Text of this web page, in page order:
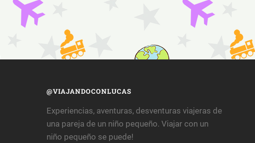
@VIAJANDOCONLUCAS
Experiencias, aventuras, desventuras viajeras de
una pareja de un niño pequeño. Viajar con un
niño pequeño se puede!